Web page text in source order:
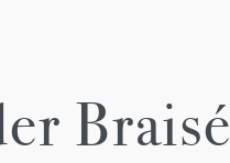
Braisé